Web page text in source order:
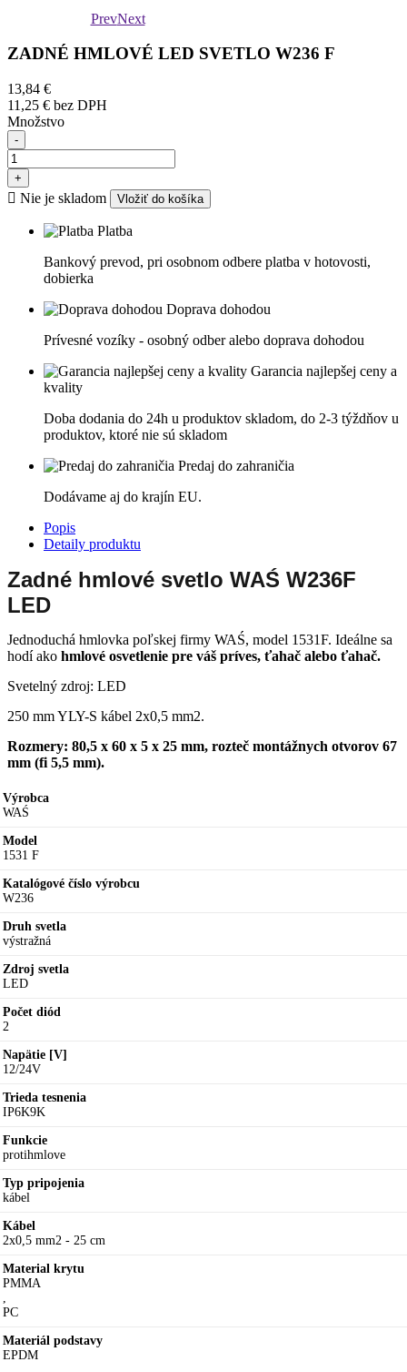
PrevNext
ZADNÉ HMLOVÉ LED SVETLO W236 F
13,84 €
11,25 € bez DPH
Množstvo
-
+
 Nie je skladom Vložiť do košíka
Platba
Bankový prevod, pri osobnom odbere platba v hotovosti,
dobierka
Doprava dohodou
Prívesné vozíky - osobný odber alebo doprava dohodou
Garancia najlepšej ceny a
kvality
Doba dodania do 24h u produktov skladom, do 2-3 týždňov u
produktov, ktoré nie sú skladom
Predaj do zahraničia
Dodávame aj do krajín EU.
Popis
Detaily produktu
Zadné hmlové svetlo WAŚ W236F
LED
Jednoduchá hmlovka poľskej firmy WAŚ, model 1531F. Ideálne sa
hodí ako hmlové osvetlenie pre váš príves, ťahač alebo ťahač.
Svetelný zdroj: LED
250 mm YLY-S kábel 2x0,5 mm2.
Rozmery: 80,5 x 60 x 5 x 25 mm, rozteč montážnych otvorov 67
mm (fi 5,5 mm).
Výrobca
WAŚ
Model
1531 F
Katalógové číslo výrobcu
W236
Druh svetla
výstražná
Zdroj svetla
LED
Počet diód
2
Napätie [V]
12/24V
Trieda tesnenia
IP6K9K
Funkcie
protihmlove
Typ pripojenia
kábel
Kábel
2x0,5 mm2 - 25 cm
Material krytu
PMMA
PC
Materiál podstavy
EPDM